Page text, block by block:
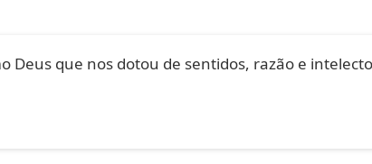
Deus que nos dotou de sentidos, razão e